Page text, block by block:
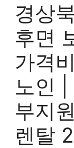
경상
후면
가격
노인 |
부지
렌탈